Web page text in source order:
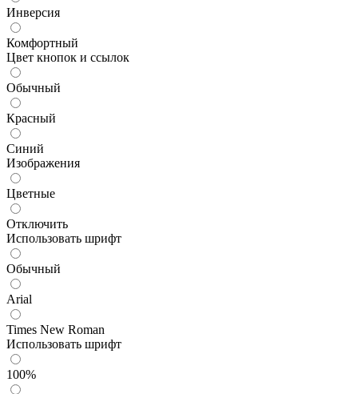
Инверсия
Комфортный
Цвет кнопок и ссылок
Обычный
Красный
Синий
Изображения
Цветные
Отключить
Использовать шрифт
Обычный
Arial
Times New Roman
Использовать шрифт
100%